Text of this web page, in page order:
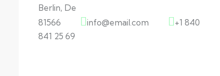
Berlin, De
81566
info@email.com
+1 840
841 25 69